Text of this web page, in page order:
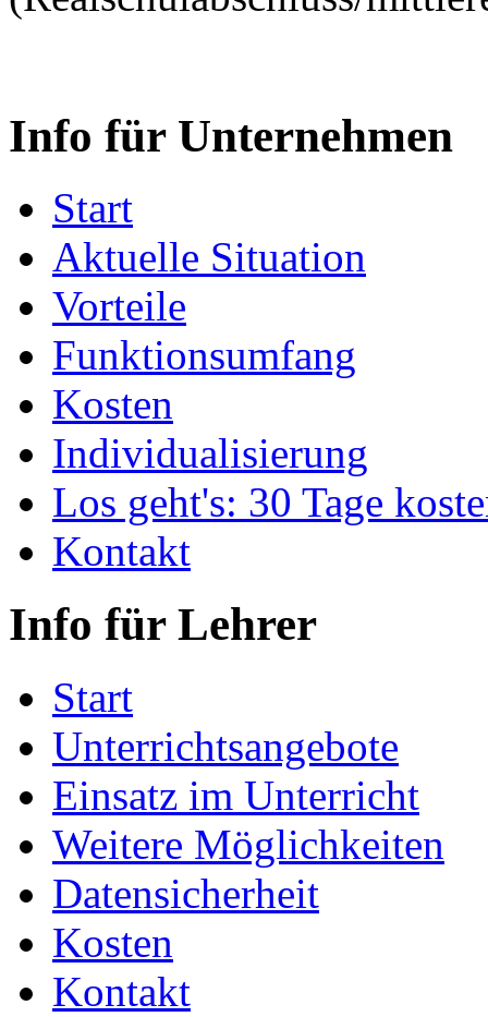
Info für Unternehmen
Start
Aktuelle Situation
Vorteile
Funktionsumfang
Kosten
Individualisierung
Los geht's: 30 Tage
Kontakt
Info für Lehrer
Start
Unterrichtsangebote
Einsatz im Unterricht
Weitere Möglichkeiten
Datensicherheit
Kosten
Kontakt